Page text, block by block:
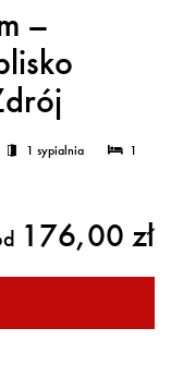
–
1 sypialnia
1
176,00 zł